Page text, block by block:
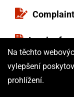
Inquiry
Terms
ISO
Na těchto
vylepšení
prohlížení.